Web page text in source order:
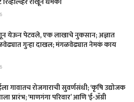
येऊन पेटवले, एक लाखाचे नुकसान; अज्ञात
गुन्हा दाखल; मंगळवेढ्यात नेमकं काय
गावातच रोजगाराची सुवर्णसंधी; ‘कृषि उद्योजक
प्रारंभ; ‘माणगंगा परिवार’ आणि ‘ई-ॲग्री